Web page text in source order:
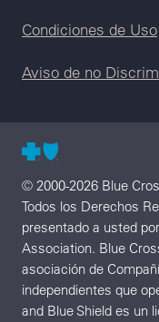
Condiciones de Uso
Aviso de no
© 2000-2026 Blue
Todos los Derechos
presentado a usted
Association. Blue
asociación de
independientes que
and Blue Shield es un